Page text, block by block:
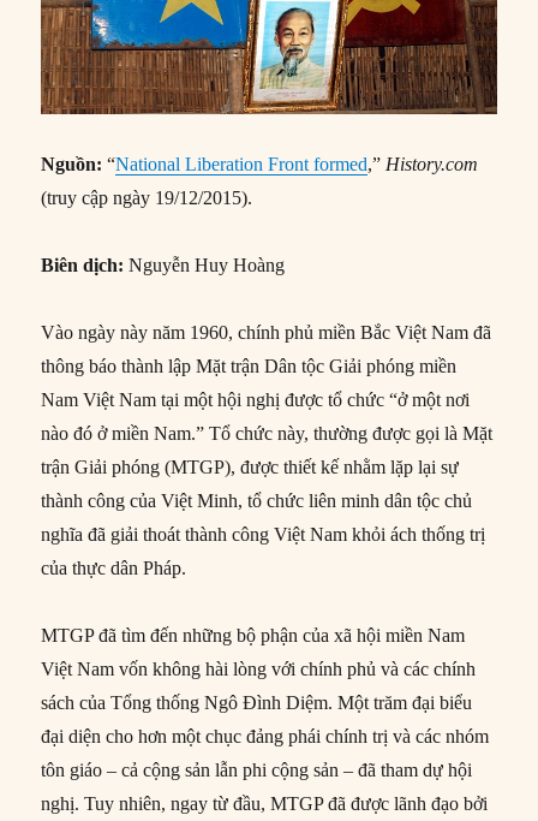
Nguồn: “National Liberation Front formed,” History.com
(truy cập ngày 19/12/2015).
Biên dịch: Nguyễn Huy Hoàng
Vào ngày này năm 1960, chính phủ miền Bắc Việt Nam đã
thông báo thành lập Mặt trận Dân tộc Giải phóng miền
Nam Việt Nam tại một hội nghị được tổ chức “ở một nơi
nào đó ở miền Nam.” Tổ chức này, thường được gọi là Mặt
trận Giải phóng (MTGP), được thiết kế nhằm lặp lại sự
thành công của Việt Minh, tổ chức liên minh dân tộc chủ
nghĩa đã giải thoát thành công Việt Nam khỏi ách thống trị
của thực dân Pháp.
MTGP đã tìm đến những bộ phận của xã hội miền Nam
Việt Nam vốn không hài lòng với chính phủ và các chính
sách của Tổng thống Ngô Đình Diệm. Một trăm đại biểu
đại diện cho hơn một chục đảng phái chính trị và các nhóm
tôn giáo – cả cộng sản lẫn phi cộng sản – đã tham dự hội
nghị. Tuy nhiên, ngay từ đầu, MTGP đã được lãnh đạo bởi